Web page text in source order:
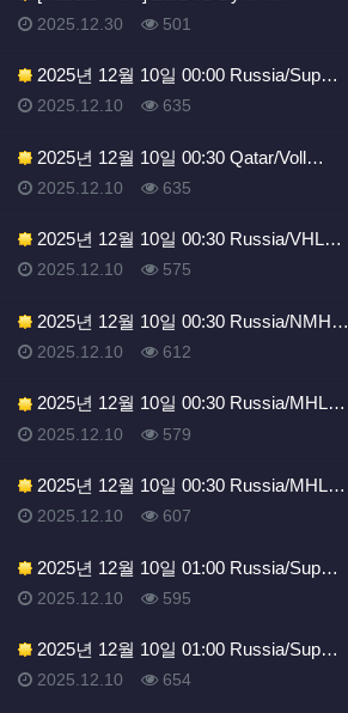
등록일
등록일
2025.12.30 조회
501
2025년 12월 10일 00:00 Russia/Sup…
등록일
2025.12.10 조회
635
2025년 12월 10일 00:30 Qatar/Voll…
등록일
2025.12.10 조회
635
2025년 12월 10일 00:30 Russia/VHL…
등록일
2025.12.10 조회
575
2025년 12월 10일 00:30 Russia/NMH…
등록일
2025.12.10 조회
612
2025년 12월 10일 00:30 Russia/MHL…
등록일
2025.12.10 조회
579
2025년 12월 10일 00:30 Russia/MHL…
등록일
2025.12.10 조회
607
2025년 12월 10일 01:00 Russia/Sup…
등록일
2025.12.10 조회
595
2025년 12월 10일 01:00 Russia/Sup…
등록일
2025.12.10 조회
654